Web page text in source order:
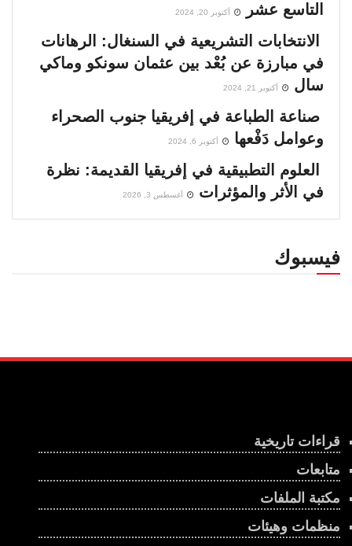
التاسع عشر
أكتوبر 20, 2024
الانتخابات التشريعية في السنغال: الرهانات
في مبارزة عن بُعْد بين عثمان سونكو وماكي
سال
أكتوبر 21, 2024
صناعة الطباعة في إفريقيا جنوب الصحراء
وعوامل دَفْعها
أكتوبر 6, 2024
العلوم التطبيقية في إفريقيا القديمة: نظرة
في الأثر والمؤثرات
أغسطس 3, 2026
فيسبوك
قراءات تاريخية
متابعات
مكتبة الملفات
منظمات وهيئات